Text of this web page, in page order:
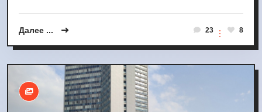
Далее ... 23 8